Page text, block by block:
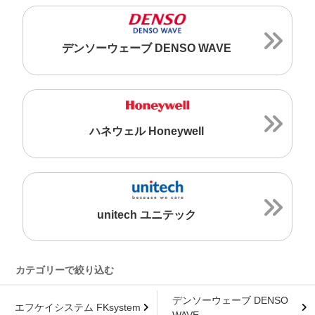
デンソーウェーブ DENSO WAVE
ハネウェル Honeywell
unitech ユニテック
エフケイシステム FKsystem
デンソーウェーブ DENSO